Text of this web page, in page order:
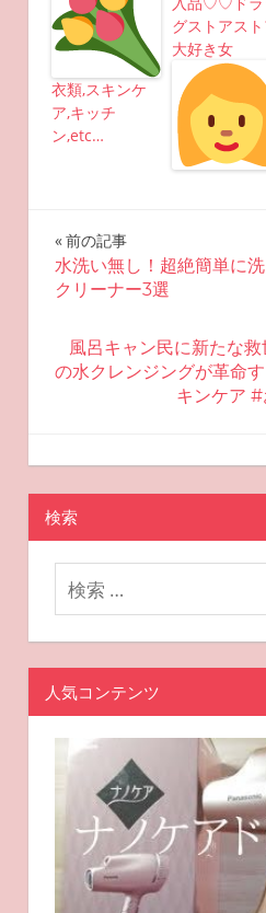
衣類,スキンケ
ア,キッチ
ン,etc…
グストアス
大好き女
投
稿
ナ
ビ
ー
シ
ョ
ン
前の記事
水洗い無し！超絶簡単に
クリーナー3選
風呂キャン民に新たな
の水クレンジングが革命
キンケア
2025-07-11
miyu
おすすめスキンケア
検索
人気コンテンツ